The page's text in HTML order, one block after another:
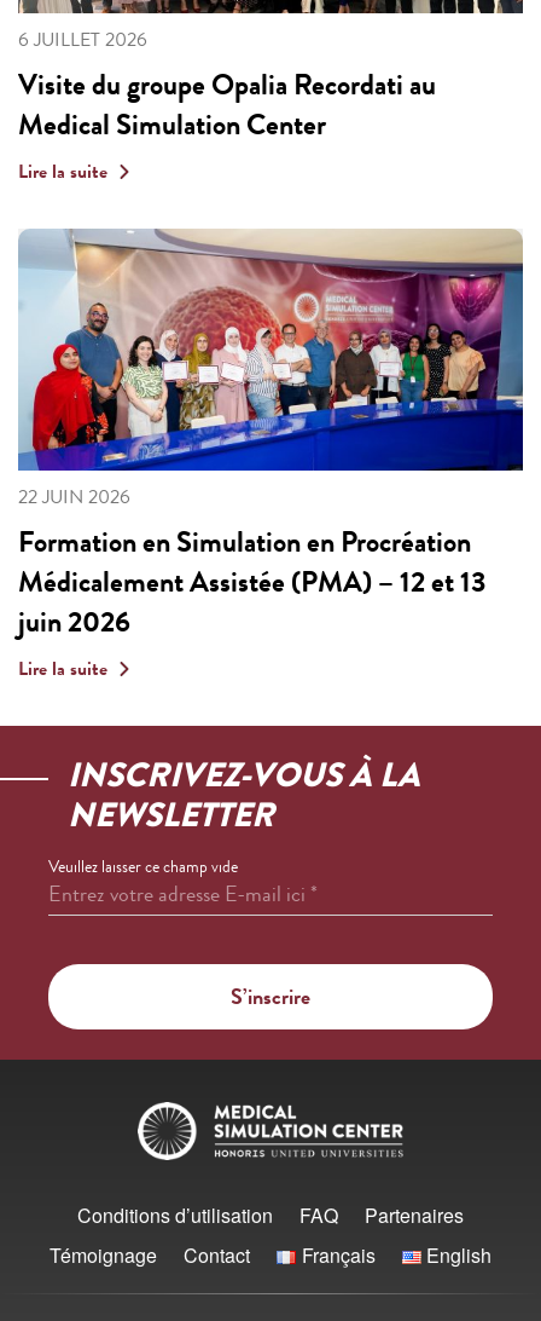
6 JUILLET 2026
Visite du groupe Opalia Recordati au
Medical Simulation Center
Lire la suite
22 JUIN 2026
Formation en Simulation en Procréation
Médicalement Assistée (PMA) – 12 et 13
juin 2026
Lire la suite
INSCRIVEZ-VOUS À LA
NEWSLETTER
Veuillez laisser ce champ vide
Entrez votre adresse E-mail ici*
Conditions d’utilisation FAQ
Partenaires
Témoignage
Contact Français English